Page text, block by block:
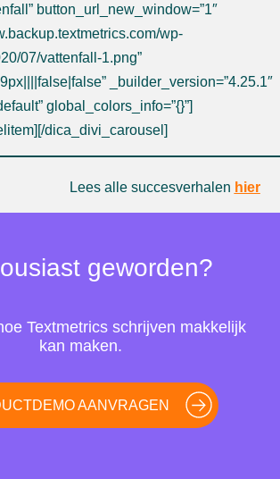
button_url_new_window=”1″
wp-
07/vattenfall-1.png”
_builder_version=”4.25.1″
global_colors_info=”{}”]
dica_divi_carousel]
Lees alle succesverhalen hier
geworden?
Textmetrics schrijven makkelijk
kan maken.
AANVRAGEN